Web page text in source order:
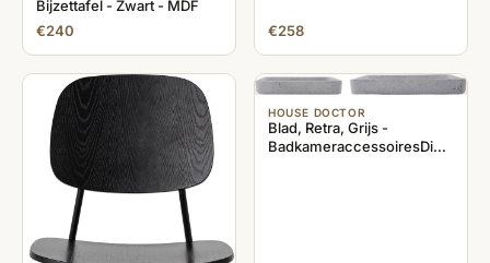
Bijzettafel - Zwart - MDF
€240
€258
HOUSE DOCTOR
Blad, Retra, Grijs -